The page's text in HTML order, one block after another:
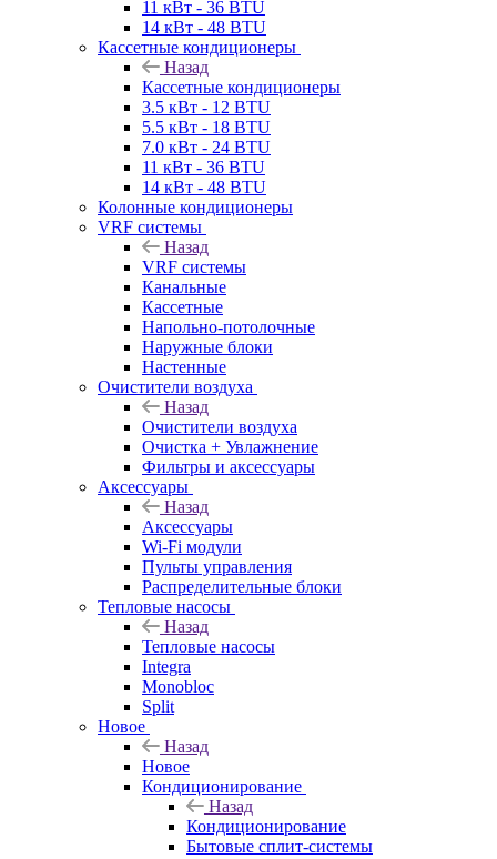
11 кВт - 36 BTU
14 кВт - 48 BTU
Кассетные кондиционеры
Назад
Кассетные кондиционеры
3.5 кВт - 12 BTU
5.5 кВт - 18 BTU
7.0 кВт - 24 BTU
11 кВт - 36 BTU
14 кВт - 48 BTU
Колонные кондиционеры
VRF системы
Назад
VRF системы
Канальные
Кассетные
Напольно-потолочные
Наружные блоки
Настенные
Очистители воздуха
Назад
Очистители воздуха
Очистка + Увлажнение
Фильтры и аксессуары
Аксессуары
Назад
Аксессуары
Wi-Fi модули
Пульты управления
Распределительные блоки
Тепловые насосы
Назад
Тепловые насосы
Integra
Monobloc
Split
Новое
Назад
Новое
Кондиционирование
Назад
Кондиционирование
Бытовые сплит-системы